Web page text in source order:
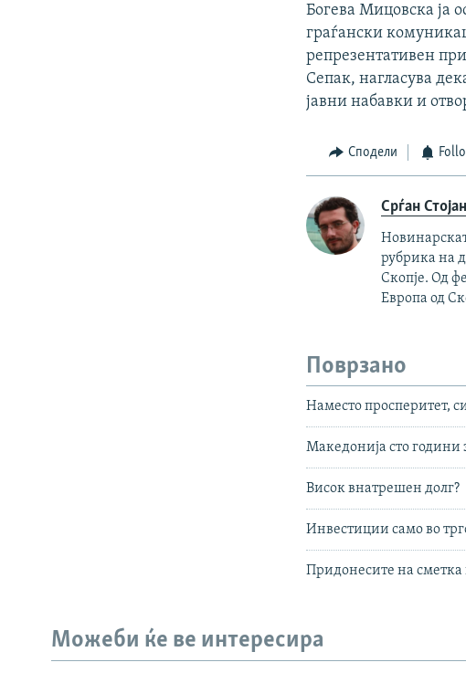
Богева Мицовска ја
граѓански
репрезентативен
Сепак, нагласува
јавни набавки и
Сподели
Срѓан
рубрика на
Скопје. Од
Европа од
Поврзано
Наместо просперитет,
Македонија сто години
Висок внатрешен долг?
Инвестиции само во
Придонесите на сметка
Можеби ќе ве интересира